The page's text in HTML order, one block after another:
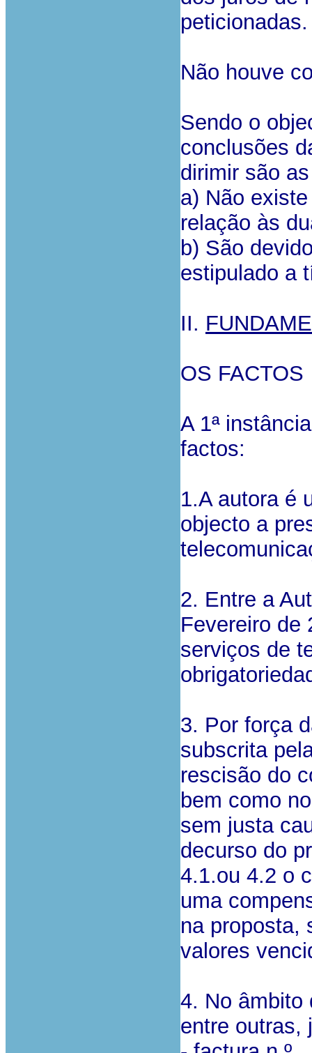
peticionadas.
Não houve
Sendo o
conclusões
dirimir são
a) Não
relação às
b) São
estipulado a
II.
OS FACTOS
A 1ª
factos:
1.A autora é
objecto a
2. Entre a
Fevereiro de
serviços de
3. Por força
subscrita
rescisão do
bem como
sem justa
decurso do
4.1.ou 4.2 o
uma
na proposta,
valores
4. No âmbito
entre outras,